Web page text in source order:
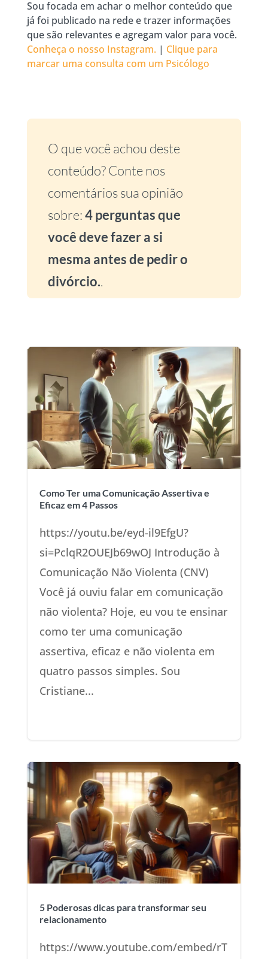
Sou focada em achar o melhor conteúdo que
já foi publicado na rede e trazer informações
que são relevantes e agregam valor para você.
Conheça o nosso Instagram. | Clique para
marcar uma consulta com um Psicólogo
O que você achou deste
conteúdo? Conte nos
comentários sua opinião
sobre:4 perguntas que
você deve fazer a si
mesma antes de pedir o
divórcio..
Como Ter uma Comunicação Assertiva e
Eficaz em 4 Passos
https://youtu.be/eyd-il9EfgU?
si=PclqR2OUEJb69wOJ Introdução à
Comunicação Não Violenta (CNV)
Você já ouviu falar em comunicação
não violenta? Hoje, eu vou te ensinar
como ter uma comunicação
assertiva, eficaz e não violenta em
quatro passos simples. Sou
Cristiane...
5 Poderosas dicas para transformar seu
relacionamento
https://www.youtube.com/embed/rT